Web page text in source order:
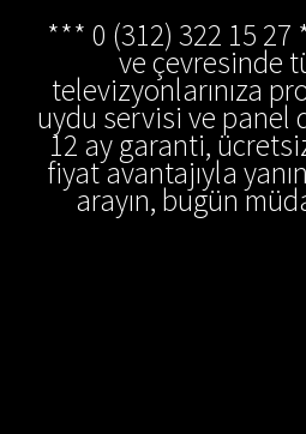
*** 0 (312) 322 15
ve çevresinde
televizyonlarınıza
uydu servisi ve panel
12 ay garanti,
fiyat avantajıyla
arayın, bugün